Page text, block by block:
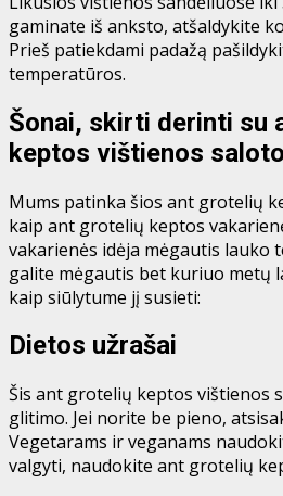
gaminate iš anksto, atšaldykite
Prieš patiekdami padažą
temperatūros.
Šonai, skirti derinti su
keptos vištienos
Mums patinka šios ant grotelių
kaip ant grotelių keptos
vakarienės idėja mėgautis lauko
galite mėgautis bet kuriuo metų
kaip siūlytume jį susieti:
Dietos užrašai
Šis ant grotelių keptos vištienos
glitimo. Jei norite be pieno,
Vegetarams ir veganams
valgyti, naudokite ant grotelių